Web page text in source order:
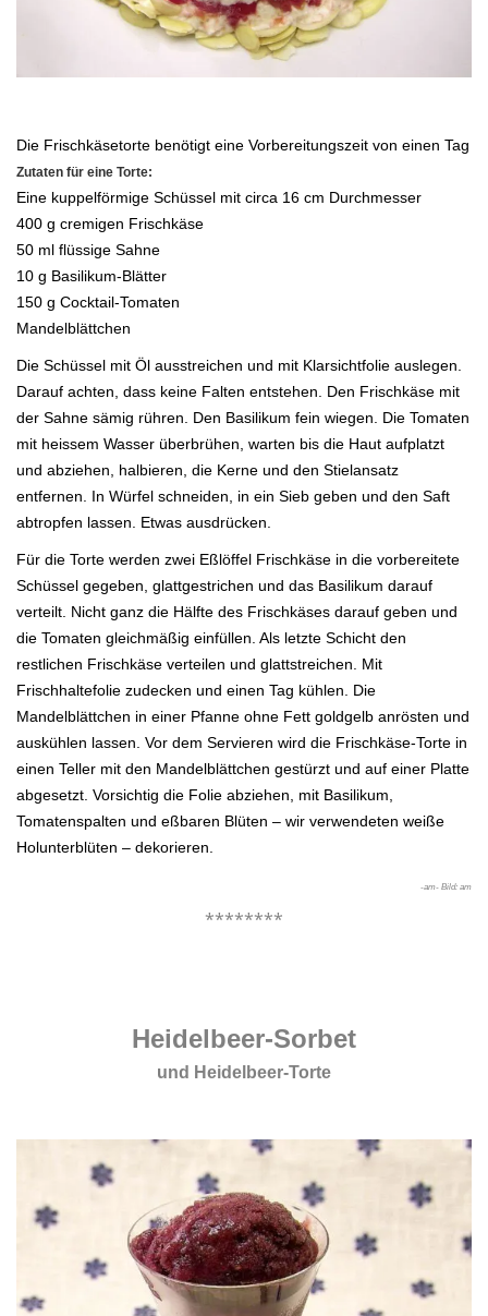
Die Frischkäsetorte benötigt eine Vorbereitungszeit von einen Tag
Zutaten für eine Torte:
Eine kuppelförmige Schüssel mit circa 16 cm Durchmesser
400 g cremigen Frischkäse
50 ml flüssige Sahne
10 g Basilikum-Blätter
150 g Cocktail-Tomaten
Mandelblättchen
Die Schüssel mit Öl ausstreichen und mit Klarsichtfolie auslegen.
Darauf achten, dass keine Falten entstehen. Den Frischkäse mit
der Sahne sämig rühren. Den Basilikum fein wiegen. Die Tomaten
mit heissem Wasser überbrühen, warten bis die Haut aufplatzt
und abziehen, halbieren, die Kerne und den Stielansatz
entfernen. In Würfel schneiden, in ein Sieb geben und den Saft
abtropfen lassen. Etwas ausdrücken.
Für die Torte werden zwei Eßlöffel Frischkäse in die vorbereitete
Schüssel gegeben, glattgestrichen und das Basilikum darauf
verteilt. Nicht ganz die Hälfte des Frischkäses darauf geben und
die Tomaten gleichmäßig einfüllen. Als letzte Schicht den
restlichen Frischkäse verteilen und glattstreichen. Mit
Frischhaltefolie zudecken und einen Tag kühlen. Die
Mandelblättchen in einer Pfanne ohne Fett goldgelb anrösten und
auskühlen lassen. Vor dem Servieren wird die Frischkäse-Torte in
einen Teller mit den Mandelblättchen gestürzt und auf einer Platte
abgesetzt. Vorsichtig die Folie abziehen, mit Basilikum,
Tomatenspalten und eßbaren Blüten – wir verwendeten weiße
Holunterblüten – dekorieren.
-am- Bild: am
********
Heidelbeer-Sorbet
und Heidelbeer-Torte